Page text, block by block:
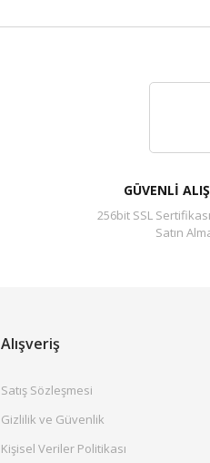
GÜVENLİ
256bit SSL
Satın
Alışveriş
Satış Sözleşmesi
Gizlilik ve Güvenlik
Kişisel Veriler Politikası